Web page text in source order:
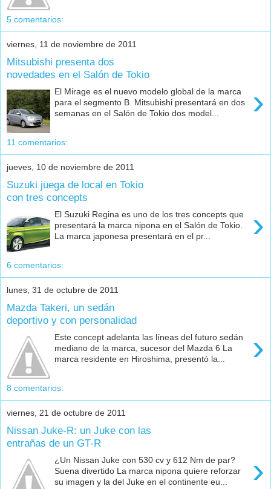
5 comentarios:
viernes, 11 de noviembre de 2011
Mitsubishi presenta dos
novedades en el Salón de Tokio
›
El Mirage es el nuevo modelo global de la marca
para el segmento B. Mitsubishi presentará en dos
semanas en el Salón de Tokio dos model...
11 comentarios:
jueves, 10 de noviembre de 2011
Suzuki juega de local en Tokio
con tres concepts
›
El Suzuki Regina es uno de los tres concepts que
presentará la marca nipona en el Salón de Tokio.
La marca japonesa presentará en el pr...
6 comentarios:
lunes, 31 de octubre de 2011
Mazda Takeri, un sedán
deportivo y con personalidad
›
Este concept adelanta las líneas del futuro sedán
mediano de la marca, sucesor del Mazda 6 La
marca residente en Hiroshima, presentó la...
8 comentarios:
viernes, 21 de octubre de 2011
Nissan Juke-R: un Juke con las
entrañas de un GT-R
›
¿Un Nissan Juke con 530 cv y 612 Nm de par?
Suena divertido La marca nipona quiere reforzar
su imagen y la del Juke en el continente eu...